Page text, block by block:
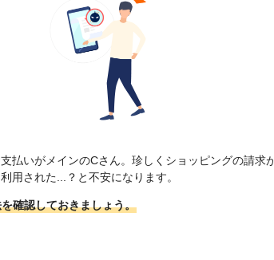
払いがメインのCさん。珍しくショッピングの請求
用された...？と不安になります。
確認しておきましょう。